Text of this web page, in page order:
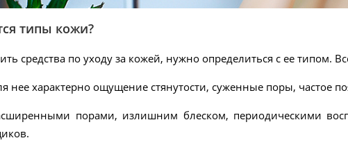
типы кожи?
средства по уходу за кожей, нужно определиться с ее типом.
нее характерно ощущение стянутости, суженные поры, частое
порами, излишним блеском, периодическими